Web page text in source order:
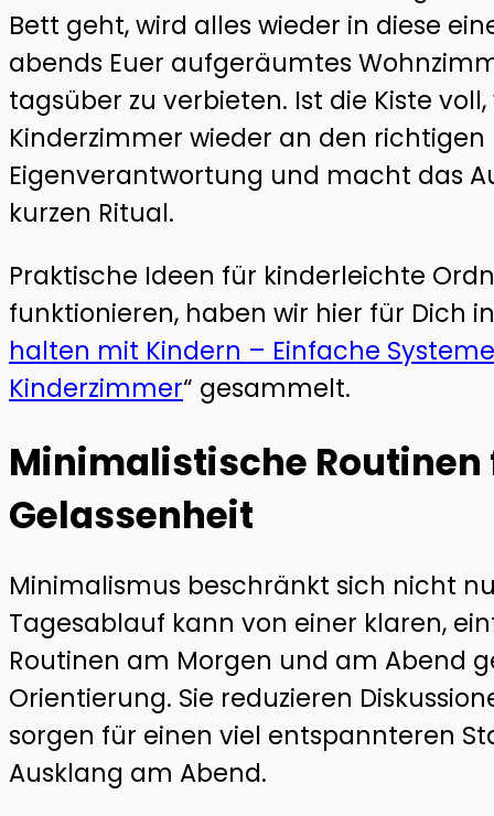
Bett geht, wird alles wieder in diese
abends Euer aufgeräumtes
tagsüber zu verbieten. Ist die Kiste
Kinderzimmer wieder an den
Eigenverantwortung und macht das
kurzen Ritual.
Praktische Ideen für kinderleichte
funktionieren, haben wir hier für Dich
halten mit Kindern – Einfache
Kinderzimmer“ gesammelt.
Minimalistische Routinen
Gelassenheit
Minimalismus beschränkt sich nicht
Tagesablauf kann von einer klaren,
Routinen am Morgen und am Abend
Orientierung. Sie reduzieren
sorgen für einen viel entspannteren
Ausklang am Abend.